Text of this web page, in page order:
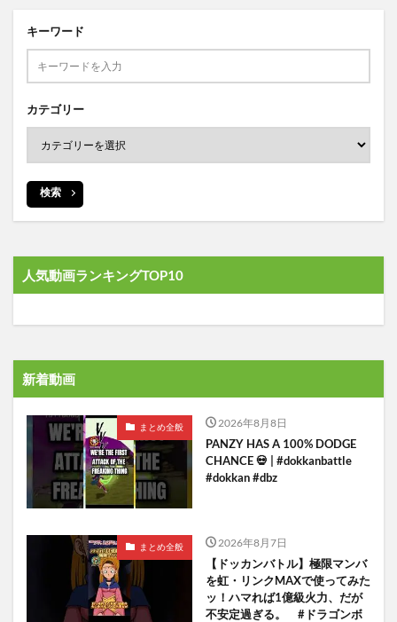
キーワード
カテゴリー
検索
人気動画ランキングTOP10
新着動画
まとめ全般 2026年8月8日
PANZY HAS A 100% DODGE
CHANCE 💀 | #dokkanbattle
#dokkan #dbz
まとめ全般 2026年8月7日
【ドッカンバトル】極限マンバ
を虹・リンクMAXで使ってみた
ッ！ハマれば1億級火力、だが
不安定過ぎる。 #ドラゴンボ